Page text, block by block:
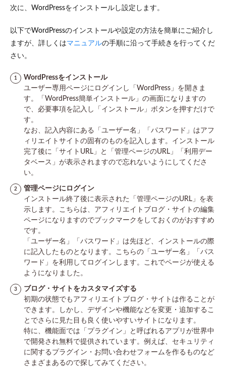
次に、WordPressをインストールし設定します。
以下でWordPressのインストールや設定の方法を簡単にご紹介し
ますが、詳しくはマニュアルの手順に沿って手続きを行ってくだ
さい。
WordPressをインストール
ユーザー専用ページにログインし「WordPress」を開きま
す。「WordPress簡単インストール」の画面になりますの
で、必要事項を記入し「インストール」ボタンを押すだけで
す。
なお、記入内容にある「ユーザー名」「パスワード」はアフ
ィリエイトサイトの固有のものを記入します。インストール
完了後に「サイトURL」と「管理ページのURL」「利用デー
タベース」が表示されますので忘れないようにしてくださ
い。
管理ページにログイン
インストール終了後に表示された「管理ページのURL」を表
示します。こちらは、アフィリエイトブログ・サイトの編集
ページになりますのでブックマークをしておくのがおすすめ
です。
「ユーザー名」「パスワード」は先ほど、インストールの際
に記入したものとなります。こちらの「ユーザー名」「パス
ワード」を利用してログインします。これでページが使える
ようになりました。
ブログ・サイトをカスタマイズする
初期の状態でもアフィリエイトブログ・サイトは作ることが
できます。しかし、デザインや機能などを変更・追加するこ
とでさらに見た目も良く使いやすいサイトになります。
特に、機能面では「プラグイン」と呼ばれるアプリが世界中
で開発され無料で提供されています。例えば、セキュリティ
に関するプラグイン・お問い合わせフォームを作るものなど
さまざまあるので探してみてください。